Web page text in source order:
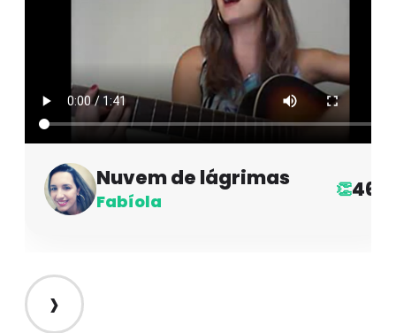
Nuvem de lágrimas
Fabíola
👏46
›